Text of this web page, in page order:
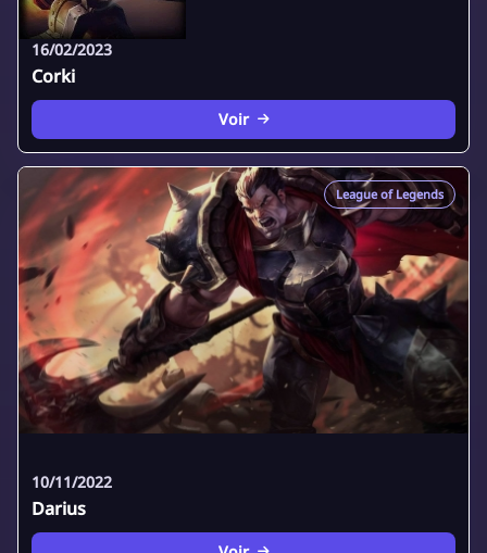
16/02/2023
Corki
Voir
League of Legends
10/11/2022
Darius